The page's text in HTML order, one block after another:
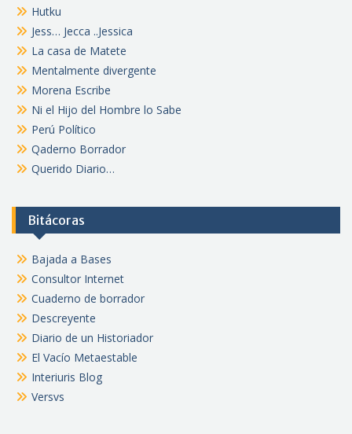
Hutku
Jess… Jecca ..Jessica
La casa de Matete
Mentalmente divergente
Morena Escribe
Ni el Hijo del Hombre lo Sabe
Perú Político
Qaderno Borrador
Querido Diario…
Bitácoras
Bajada a Bases
Consultor Internet
Cuaderno de borrador
Descreyente
Diario de un Historiador
El Vacío Metaestable
Interiuris Blog
Versvs